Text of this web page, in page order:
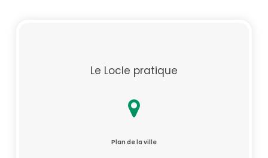
Le Locle pratique
Plan de la ville